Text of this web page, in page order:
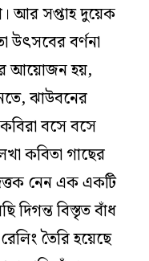
আর সপ্তাহ দুয়েক
উৎসবের বর্ণনা
আয়োজন হয়,
ঝাউবনের
বসে বসে
কবিতা গাছের
নেন এক একটি
বিস্তৃত বাঁধ
তৈরি হয়েছে